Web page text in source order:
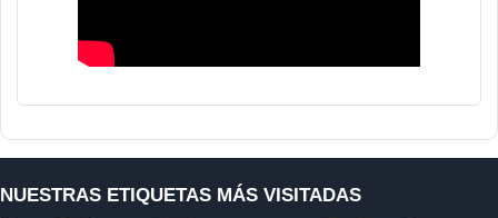
NUESTRAS ETIQUETAS MÁS VISITADAS